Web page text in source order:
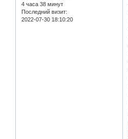
4 часа 38 минут
Последний визит:
2022-07-30 18:10:20